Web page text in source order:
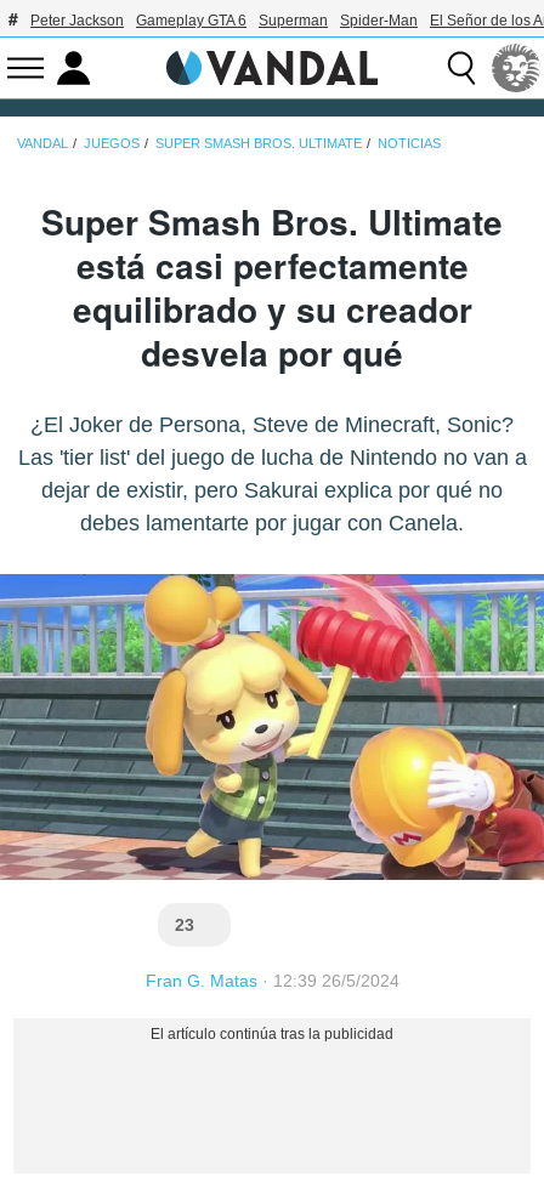
Peter Jackson Gameplay GTA 6 Superman Spider-Man El Señor de los
VANDAL JUEGOS SUPER SMASH BROS. ULTIMATE NOTICIAS
Super Smash Bros. Ultimate
está casi perfectamente
equilibrado y su creador
desvela por qué
¿El Joker de Persona, Steve de Minecraft, Sonic?
Las 'tier list' del juego de lucha de Nintendo no van a
dejar de existir, pero Sakurai explica por qué no
debes lamentarte por jugar con Canela.
23
Fran G. Matas· 12:39 26/5/2024